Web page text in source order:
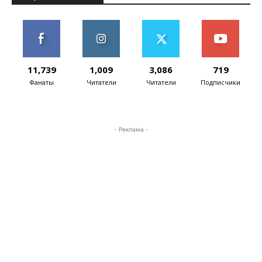
11,739
Фанаты
1,009
Читатели
3,086
Читатели
719
Подписчики
- Реклама -